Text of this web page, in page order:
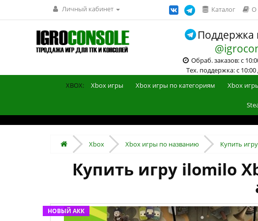
Личный кабинет Каталог О
Поддержка
Обраб. заказов: с
Тех. поддержка: с 10:00
XBOX: Xbox игры Xbox игры по категориям Xbox
Xbox Xbox игры по названию Купить
Купить игру ilomilo
НОВЫЙ АКК